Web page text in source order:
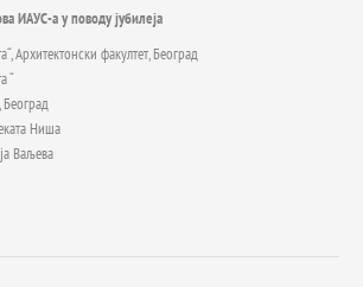
ИАУС-а у поводу јубилеја
Архитектонски факултет, Београд
“
Београд
Ниша
Ваљева